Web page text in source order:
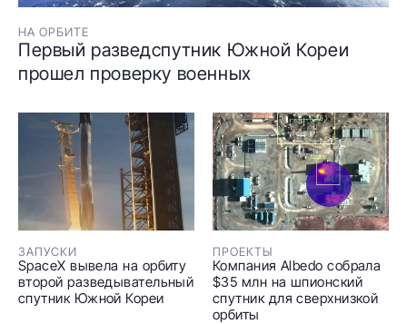
НА ОРБИТЕ
Первый разведспутник Южной Кореи
прошел проверку военных
ЗАПУСКИ
SpaceX вывела на орбиту
второй разведывательный
спутник Южной Кореи
ПРОЕКТЫ
Компания Albedo собрала
$35 млн на шпионский
спутник для сверхнизкой
орбиты